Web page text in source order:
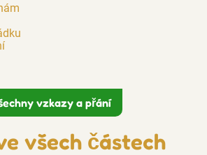
vzkazy a přání
všech částech